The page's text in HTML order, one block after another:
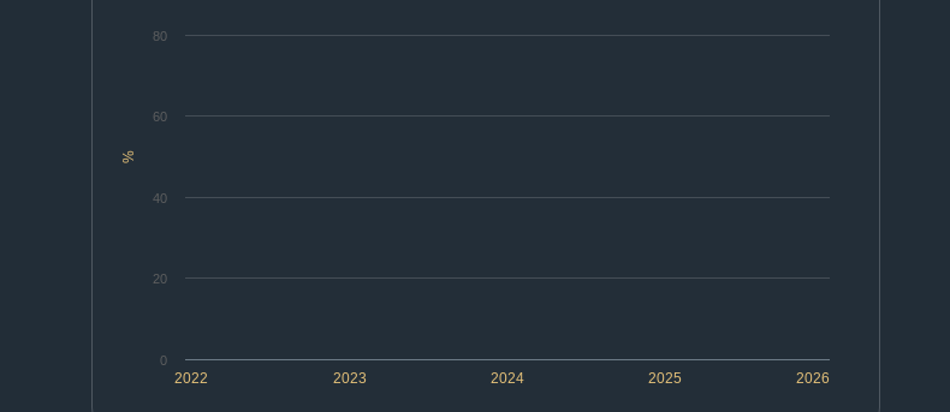
%
2022 2023 2024 2025 2026
0
20
40
60
80